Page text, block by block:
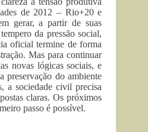
de 2012 – Rio+20 e
gerar, a partir de suas
da pressão social,
oficial termine de forma
Mas para continuar
novas lógicas sociais, e
preservação do ambiente
a sociedade civil precisa
claras. Os próximos
passo é possível.